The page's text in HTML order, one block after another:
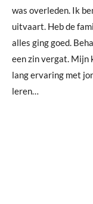
was overleden. Ik
uitvaart. Heb de
alles ging goed.
een zin vergat. Mijn
lang ervaring met
leren…